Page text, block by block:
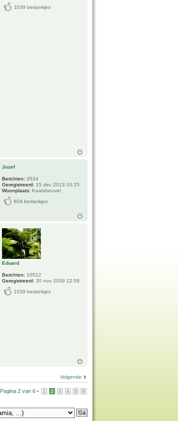
1039 bedankjes
Jozef
Berichten: 3534
Geregistreerd: 15 dec 2013 10:25
Woonplaats: Kaatsheuvel
604 bedankjes
Eduard
Berichten: 10512
Geregistreerd: 30 nov 2009 22:59
1039 bedankjes
Volgende
Pagina 2 van 6 • 1 2 3 4 5 6